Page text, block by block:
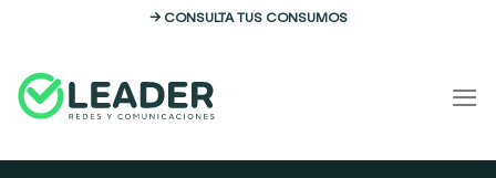
content
→ CONSULTA TUS CONSUMOS